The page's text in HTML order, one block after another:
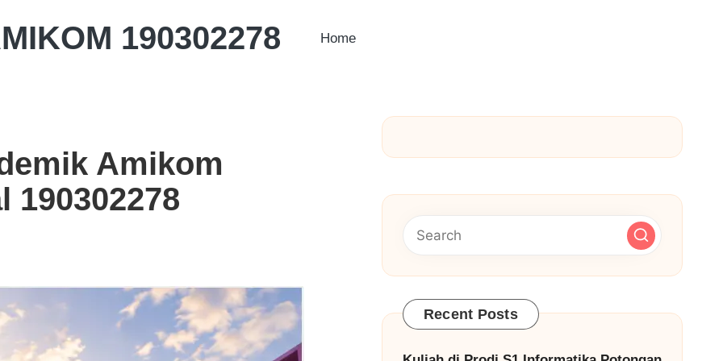
190302278 Home
Amikom
190302278
Recent Posts